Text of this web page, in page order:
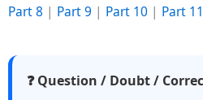
Part 8 | Part 9 | Part 10 | Part 11
❓ Question / Doubt /